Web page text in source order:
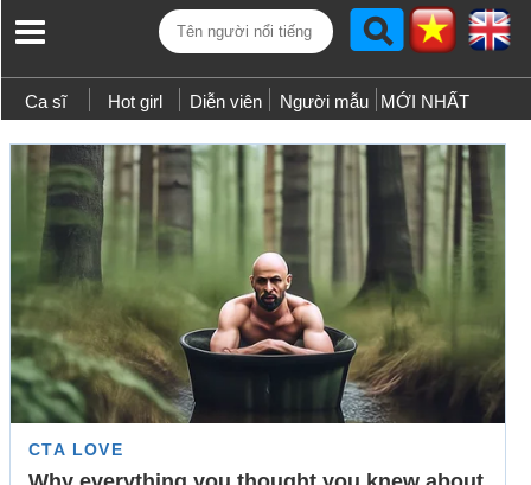
Ca sĩ Hot girl Diễn viên Người mẫu MỚI NHẤT